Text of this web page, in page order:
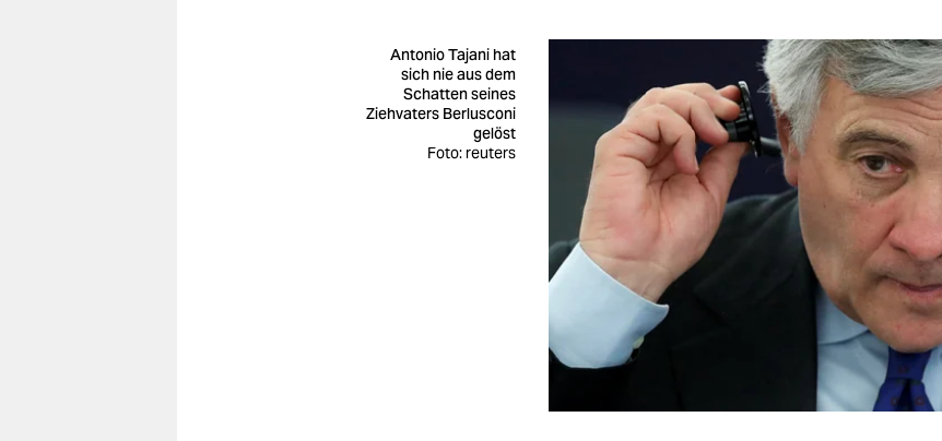
Antonio Tajani hat
sich nie aus dem
Schatten seines
Ziehvaters Berlusconi
gelöst
Foto: reuters